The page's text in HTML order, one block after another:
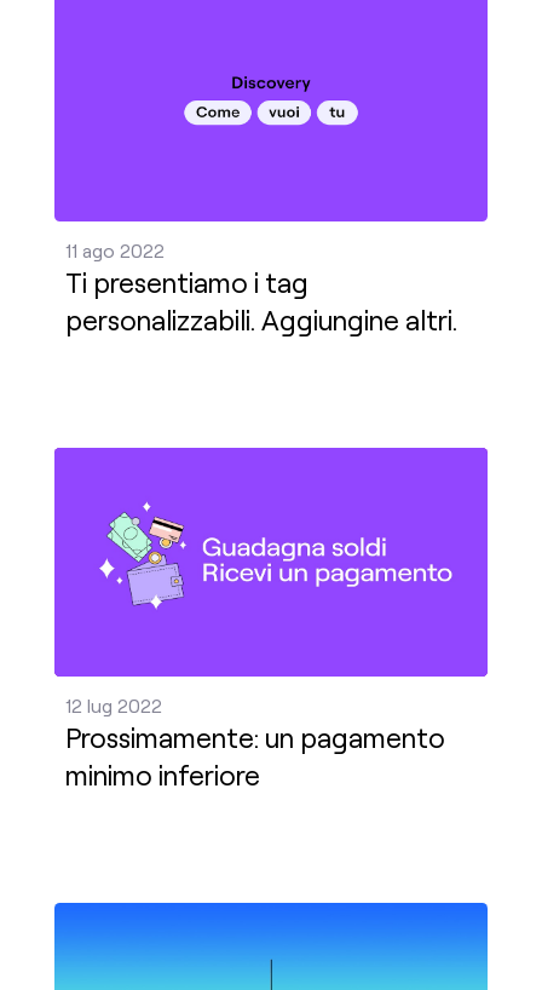
11 ago 2022
Ti presentiamo i tag
personalizzabili. Aggiungine altri.
12 lug 2022
Prossimamente: un pagamento
minimo inferiore